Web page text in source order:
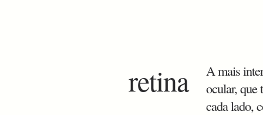
retina
A mais
ocular, que
cada lado,